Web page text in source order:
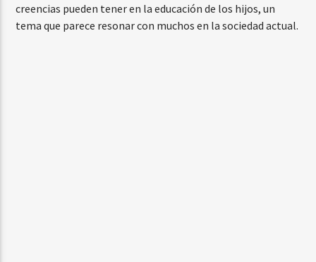
creencias pueden tener en la educación de los hijos, un
tema que parece resonar con muchos en la sociedad actual.